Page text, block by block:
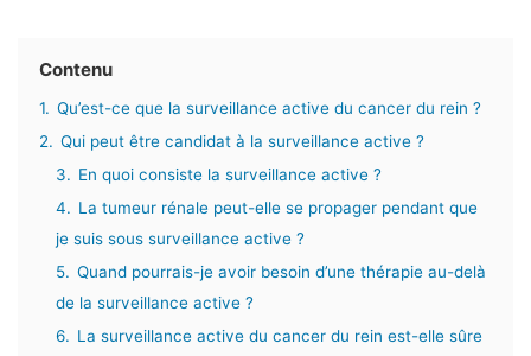
Contenu
1. Qu’est-ce que la surveillance active du cancer du rein ?
2. Qui peut être candidat à la surveillance active ?
3. En quoi consiste la surveillance active ?
4. La tumeur rénale peut-elle se propager pendant que
je suis sous surveillance active ?
5. Quand pourrais-je avoir besoin d’une thérapie au-delà
de la surveillance active ?
6. La surveillance active du cancer du rein est-elle sûre